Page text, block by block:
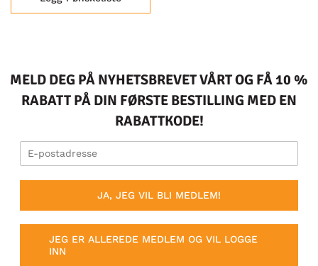
MELD DEG PÅ NYHETSBREVET VÅRT OG FÅ 10 %
RABATT PÅ DIN FØRSTE BESTILLING MED EN
RABATTKODE!
JA, JEG VIL BLI MEDLEM!
JEG ER ALLEREDE MEDLEM OG VIL LOGGE
INN